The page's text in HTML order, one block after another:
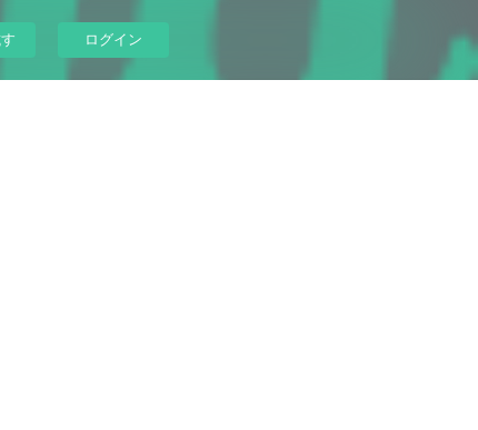
ログイン